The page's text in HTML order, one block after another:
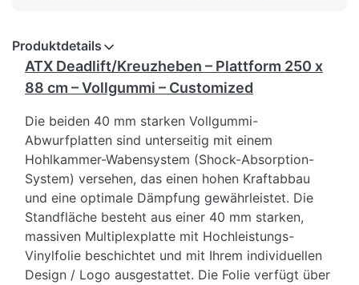
Produktdetails
ATX Deadlift/Kreuzheben – Plattform 250 x
88 cm – Vollgummi – Customized
Die beiden 40 mm starken Vollgummi-
Abwurfplatten sind unterseitig mit einem
Hohlkammer-Wabensystem (Shock-Absorption-
System) versehen, das einen hohen Kraftabbau
und eine optimale Dämpfung gewährleistet. Die
Standfläche besteht aus einer 40 mm starken,
massiven Multiplexplatte mit Hochleistungs-
Vinylfolie beschichtet und mit Ihrem individuellen
Design / Logo ausgestattet. Die Folie verfügt über